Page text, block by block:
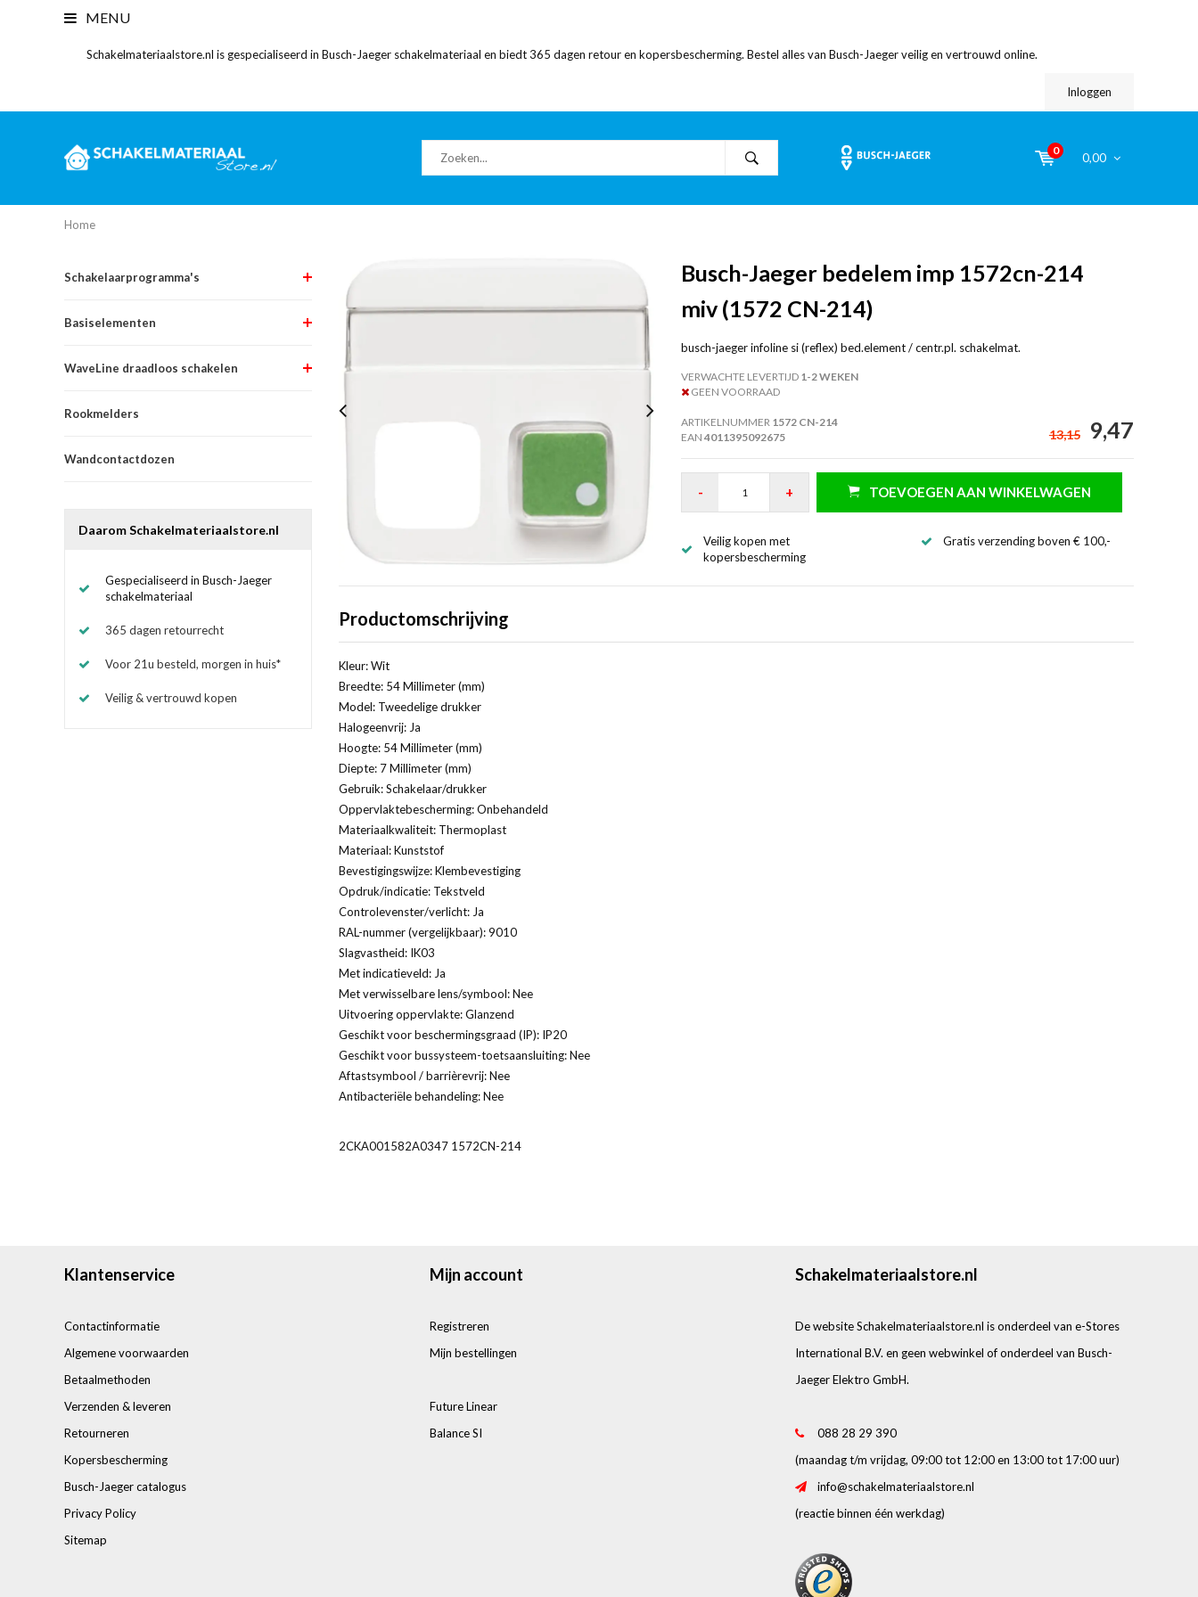
MENU
Schakelmateriaalstore.nl is gespecialiseerd in Busch-Jaeger schakelmateriaal en biedt 365 dagen retour en kopersbescherming. Bestel alles van Busch-Jaeger veilig en vertrouwd online.
Inloggen
0
0,00
Home
Schakelaarprogramma's
Basiselementen
WaveLine draadloos schakelen
Rookmelders
Wandcontactdozen
Daarom Schakelmateriaalstore.nl
Gespecialiseerd in Busch-Jaeger
schakelmateriaal
365 dagen retourrecht
Voor 21u besteld, morgen in huis*
Veilig & vertrouwd kopen
Busch-Jaeger bedelem imp 1572cn-214
miv (1572 CN-214)
busch-jaeger infoline si (reflex) bed.element / centr.pl. schakelmat.
VERWACHTE LEVERTIJD1-2 WEKEN
GEEN VOORRAAD
ARTIKELNUMMER 1572 CN-214
EAN 4011395092675 13,15 9,47
- + TOEVOEGEN AAN WINKELWAGEN
Veilig kopen met
kopersbescherming
Gratis verzending boven € 100,-
Productomschrijving
Kleur: Wit
Breedte: 54 Millimeter (mm)
Model: Tweedelige drukker
Halogeenvrij: Ja
Hoogte: 54 Millimeter (mm)
Diepte: 7 Millimeter (mm)
Gebruik: Schakelaar/drukker
Oppervlaktebescherming: Onbehandeld
Materiaalkwaliteit: Thermoplast
Materiaal: Kunststof
Bevestigingswijze: Klembevestiging
Opdruk/indicatie: Tekstveld
Controlevenster/verlicht: Ja
RAL-nummer (vergelijkbaar): 9010
Slagvastheid: IK03
Met indicatieveld: Ja
Met verwisselbare lens/symbool: Nee
Uitvoering oppervlakte: Glanzend
Geschikt voor beschermingsgraad (IP): IP20
Geschikt voor bussysteem-toetsaansluiting: Nee
Aftastsymbool / barrièrevrij: Nee
Antibacteriële behandeling: Nee
2CKA001582A0347 1572CN-214
Klantenservice
Contactinformatie
Algemene voorwaarden
Betaalmethoden
Verzenden & leveren
Retourneren
Kopersbescherming
Busch-Jaeger catalogus
Privacy Policy
Sitemap
Mijn account
Registreren
Mijn bestellingen
Future Linear
Balance SI
Schakelmateriaalstore.nl
De website Schakelmateriaalstore.nl is onderdeel van e-Stores
International B.V. en geen webwinkel of onderdeel van Busch-
Jaeger Elektro GmbH.
088 28 29 390
(maandag t/m vrijdag, 09:00 tot 12:00 en 13:00 tot 17:00 uur)
info@schakelmateriaalstore.nl
(reactie binnen één werkdag)